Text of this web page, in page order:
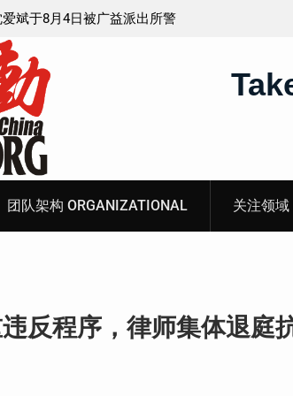
月28日被以“涉嫌煽动分裂国
在拉萨市看守所
团队架构 ORGANIZATIONAL 关注领域
反程序，律师集体退庭